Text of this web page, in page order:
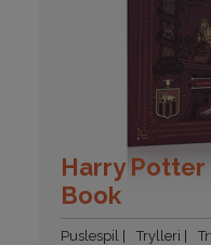
Harry
Book
Puslespil Trylleri